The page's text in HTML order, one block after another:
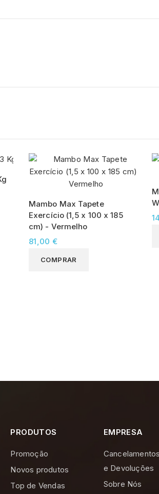
Mambo Max Tapete
Exercício (1,5 x 100 x 185
cm) - Vermelho
81,00 €
COMPRAR
PRODUTOS
Promoção
Novos produtos
Top de Vendas
EMPRESA
e Devoluções
Sobre Nós